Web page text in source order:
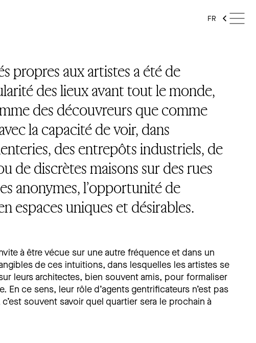
FR
propres aux artistes a été de
des lieux avant tout le monde,
des découvreurs que comme
la capacité de voir, dans
des entrepôts industriels, de
de discrètes maisons sur des rues
anonymes, l’opportunité de
espaces uniques et désirables.
à être vécue sur une autre fréquence et dans un
de ces intuitions, dans lesquelles les artistes se
leurs architectes, bien souvent amis, pour formaliser
En ce sens, leur rôle d’agents gentrificateurs n’est pas
souvent savoir quel quartier sera le prochain à